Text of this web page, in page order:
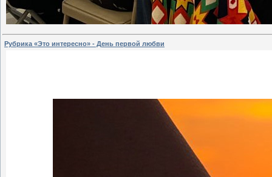
Рубрика «Это интересно» - День первой любви